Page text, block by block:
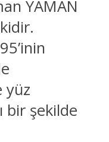
YAMAN
yüz
bir şekilde